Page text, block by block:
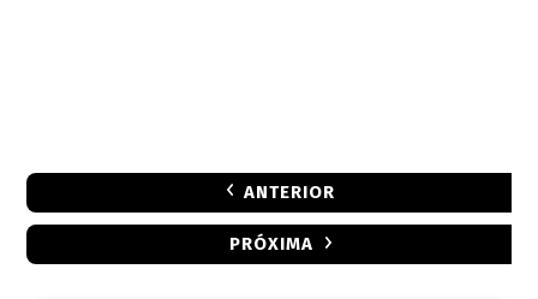
ANTERIOR
PRÓXIMA